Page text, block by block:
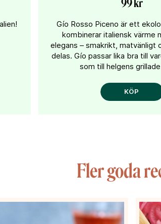
99 kr
Gío Rosso Piceno är ett
kombinerar italiensk värme
elegans – smakrikt, matvänligt
delas. Gío passar lika bra till
som till helgens
KÖP
Fler goda